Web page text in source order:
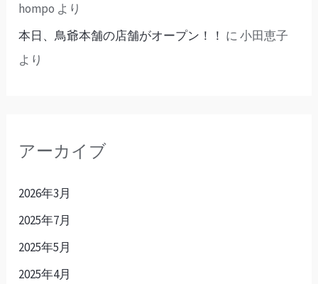
hompo より
本日、鳥爺本舗の店舗がオープン！！ に小田恵子
より
アーカイブ
2026年3月
2025年7月
2025年5月
2025年4月